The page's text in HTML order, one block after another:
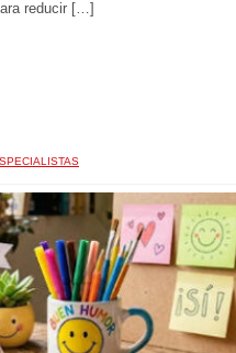
reducir […]